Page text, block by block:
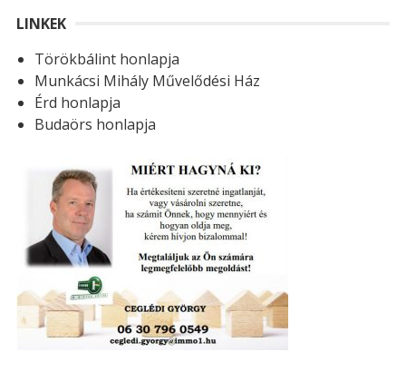
s
é
s
LINKEK
Törökbálint honlapja
Munkácsi Mihály Művelődési Ház
Érd honlapja
Budaörs honlapja